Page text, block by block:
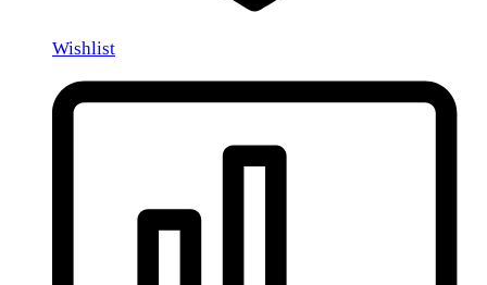
Wishlist